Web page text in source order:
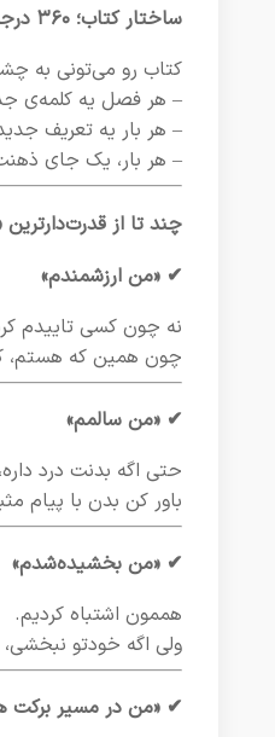
ساختار کتاب؛ ۳۶۰ درجه چرخش در خودشناسی و اعتماد‌به‌نفس
کتاب رو می‌تونی به
– هر فصل یه کلمه‌ی
– هر بار یه تعریف
– هر بار، یک جای
چند تا از
✔ «من ارزشمندم»
نه چون کسی تاییدم
چون همین که هستم،
✔ «من سالمم»
حتی اگه بدنت درد داره،
باور کن بدن با پیام
✔ «من بخشیده‌شدم»
هممون اشتباه کردیم.
ولی اگه خودتو
✔ «من در مسیر برکت